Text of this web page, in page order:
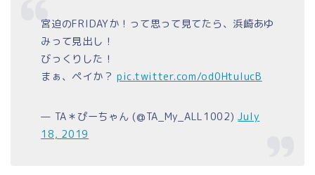
宮迫のFRIDAYか！って思って見てたら、浜崎あゆ
みって見出し！
びっくりした！
まぁ、ペイか？ pic.twitter.com/od0HtuIucB
— TA＊ぴーちゃん (@TA_My_ALL1002)July
18, 2019